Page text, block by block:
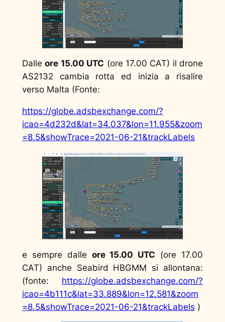
Dalleore 15.00 UTC (ore 17.00 CAT) il drone
AS2132 cambia rotta ed inizia a risalire
verso Malta (Fonte:
https://globe.adsbexchange.com/?
icao=4d232d&lat=34.037&lon=11.955&zoom
=8.5&showTrace=2021-06-21&trackLabels
e sempre dalle ore 15.00 UTC (ore 17.00
CAT) anche Seabird HBGMM si allontana:
(fonte: https://globe.adsbexchange.com/?
icao=4b111c&lat=33.889&lon=12.581&zoom
=8.5&showTrace=2021-06-21&trackLabels )